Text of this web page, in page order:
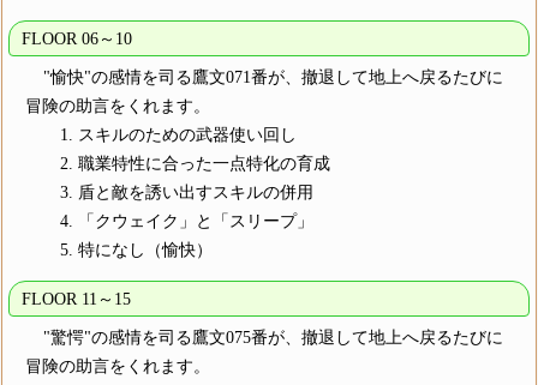
FLOOR 06～10
"愉快"の感情を司る鷹文071番が、撤退して地上へ戻るたびに
冒険の助言をくれます。
スキルのための武器使い回し
職業特性に合った一点特化の育成
盾と敵を誘い出すスキルの併用
「クウェイク」と「スリープ」
特になし（愉快）
FLOOR 11～15
"驚愕"の感情を司る鷹文075番が、撤退して地上へ戻るたびに
冒険の助言をくれます。